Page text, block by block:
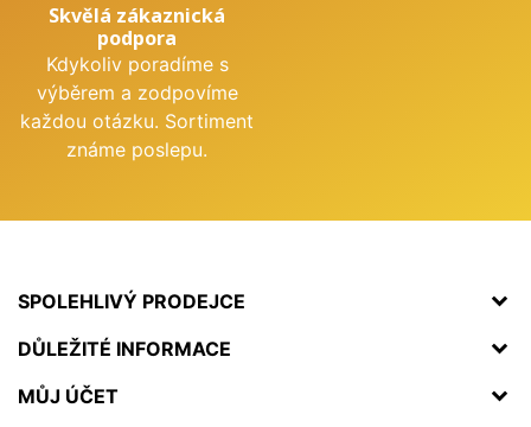
Skvělá zákaznická
podpora
Kdykoliv poradíme s
výběrem a zodpovíme
každou otázku. Sortiment
známe poslepu.
SPOLEHLIVÝ PRODEJCE
DŮLEŽITÉ INFORMACE
MŮJ ÚČET